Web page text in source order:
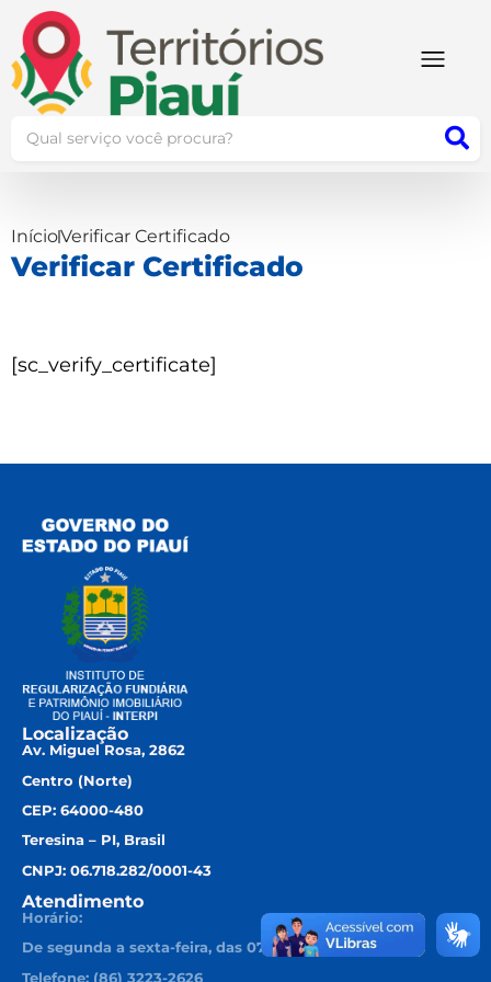
InícioVerificar Certificado
Verificar Certificado
[sc_verify_certificate]
Localização
Av. Miguel Rosa, 2862
Centro (Norte)
CEP: 64000-480
Teresina – PI, Brasil
CNPJ: 06.718.282/0001-43
Atendimento
Horário:
De segunda a sexta-feira, das 07h30 às 13h30.
Telefone: (86) 3223-2626